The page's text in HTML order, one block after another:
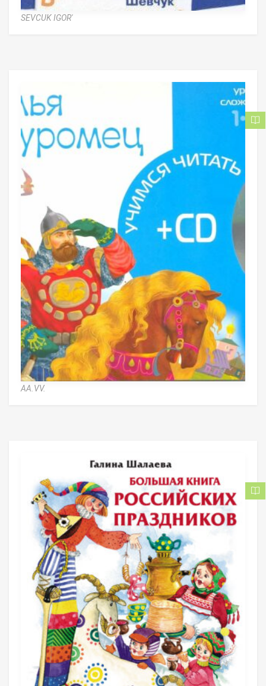
SEVCUK IGOR'
AA.VV.